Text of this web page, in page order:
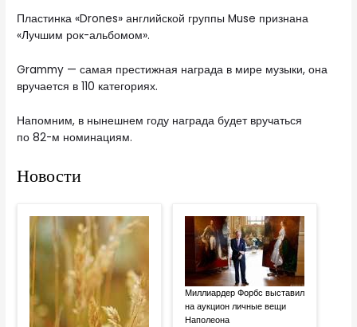
Пластинка «Drones» английской группы Muse признана
«Лучшим рок-альбомом».
Grammy — самая престижная награда в мире музыки, она
вручается в 110 категориях.
Напомним, в нынешнем году награда будет вручаться
по 82-м номинациям.
Новости
Миллиардер Форбс выставил
на аукцион личные вещи
Наполеона